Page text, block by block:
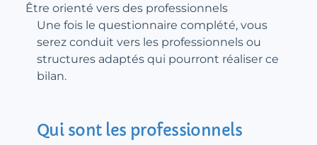
Être orienté vers des professionnels
Une fois le questionnaire complété, vous
serez conduit vers les professionnels ou
structures adaptés qui pourront réaliser ce
bilan.
Qui sont les professionnels